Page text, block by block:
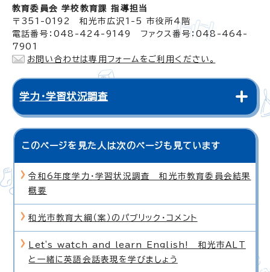
教育委員会 学校教育課 指導担当
〒351-0192 和光市広沢1-5 市役所4階
電話番号：048-424-9149 ファクス番号：048-464-
7901
お問い合わせは専用フォームをご利用ください。
学力・学習状況調査
このページを見た人は次のページも見ています
令和6年度学力・学習状況調査 和光市教育委員会結果
概要
和光市教育大綱（案）のパブリック・コメント
Let's watch and learn English! 和光市ALT
と一緒に英語会話表現を学びましょう